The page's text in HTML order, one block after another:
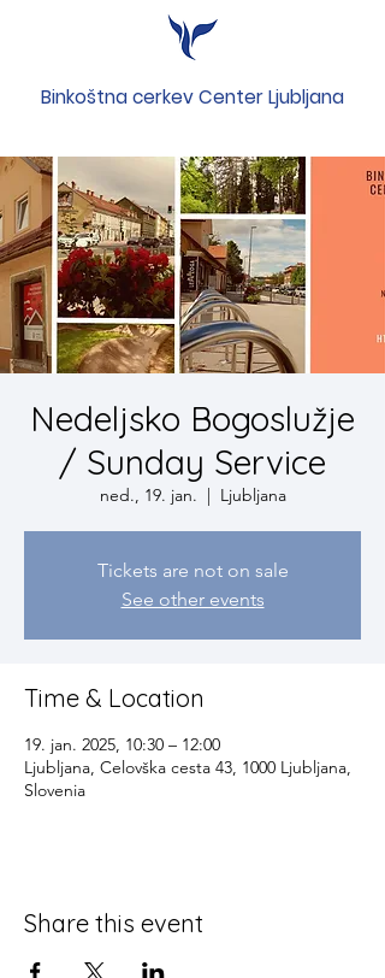
Binkoštna cerkev Center Ljubljana
Nedeljsko Bogoslužje
/ Sunday Service
ned., 19. jan.
  |
Ljubljana
Tickets are not on sale
See other events
Time & Location
19. jan. 2025, 10:30 – 12:00
Ljubljana, Celovška cesta 43, 1000 Ljubljana,
Slovenia
Share this event